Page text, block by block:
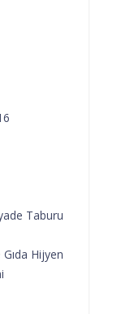
Taburu
Hijyen